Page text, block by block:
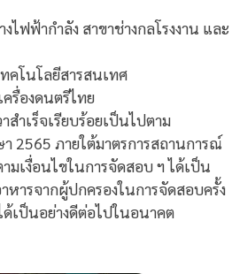
ฟฟ้ากำลัง สาขาช่างกลโรงงาน และ
คโนโลยีสารสนเทศ
รื่องดนตรีไทย
เร็จเรียบร้อยเป็นไปตาม
2565 ภายใต้มาตรการสถานการณ์
มเงื่อนไขในการจัดสอบ ฯ ได้เป็น
ารจากผู้ปกครองในการจัดสอบครั้ง
เป็นอย่างดีต่อไปในอนาคต